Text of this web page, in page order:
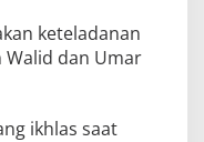
keteladanan
dan Umar
ikhlas saat